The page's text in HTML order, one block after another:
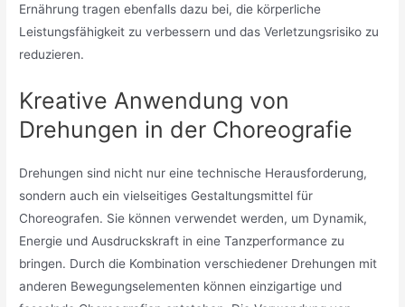
Ernährung tragen ebenfalls dazu bei, die körperliche
Leistungsfähigkeit zu verbessern und das Verletzungsrisiko zu
reduzieren.
Kreative Anwendung von
Drehungen in der Choreografie
Drehungen sind nicht nur eine technische Herausforderung,
sondern auch ein vielseitiges Gestaltungsmittel für
Choreografen. Sie können verwendet werden, um Dynamik,
Energie und Ausdruckskraft in eine Tanzperformance zu
bringen. Durch die Kombination verschiedener Drehungen mit
anderen Bewegungselementen können einzigartige und